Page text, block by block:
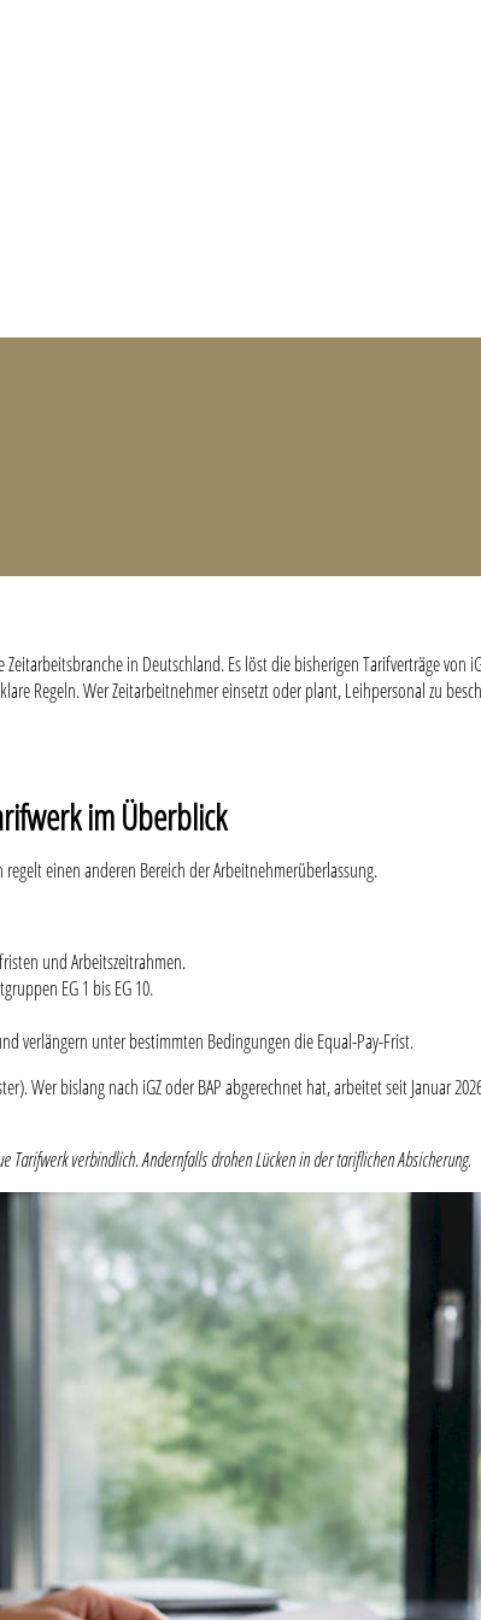
in Deutschland. Es löst die bisherigen Tarifverträge
Regeln. Wer Zeitarbeitnehmer einsetzt oder plant, Leihpersonal zu
im Überblick
einen anderen Bereich der Arbeitnehmerüberlassung.
und Arbeitszeitrahmen.
EG 1 bis EG 10.
verlängern unter bestimmten Bedingungen die Equal-Pay-Frist.
Wer bislang nach iGZ oder BAP abgerechnet hat, arbeitet seit Januar
verbindlich. Andernfalls drohen Lücken in der tariflichen Absicherung.